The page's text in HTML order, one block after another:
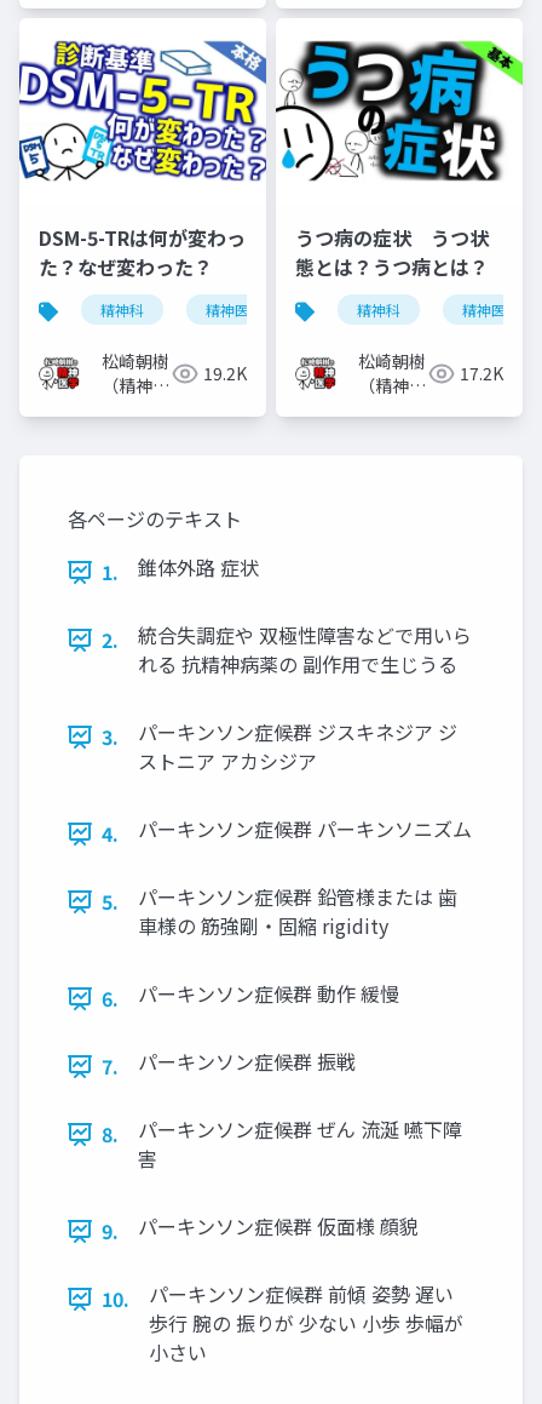
DSM-5-TRは何が変わっ
た？なぜ変わった？
精神科 精神医学 dsm-5-tr dsm-5
松崎朝樹
（精神科
19.2K
うつ病の症状 うつ状
態とは？うつ病とは？
精神科 精神医学
松崎朝樹
（精神科
17.2K
各ページのテキスト
1.
錐体外路 症状
2.
統合失調症や 双極性障害などで用いら
れる 抗精神病薬の 副作用で生じうる
3.
パーキンソン症候群 ジスキネジア ジ
ストニア アカシジア
4. パーキンソン症候群 パーキンソニズム
5.
パーキンソン症候群 鉛管様または 歯
車様の 筋強剛・固縮 rigidity
6. パーキンソン症候群 動作 緩慢
7. パーキンソン症候群 振戦
8.
パーキンソン症候群 ぜん 流涎 嚥下障
害
9. パーキンソン症候群 仮面様 顔貌
10.
パーキンソン症候群 前傾 姿勢 遅い
歩行 腕の 振りが 少ない 小歩 歩幅が
小さい